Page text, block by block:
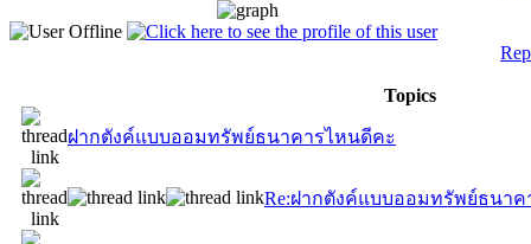
Topics
ฝากตังค์แบบออมทรัพย์ธนาคารไหนดีคะ
Re:ฝากตังค์แบบออมทรัพย์ธนา